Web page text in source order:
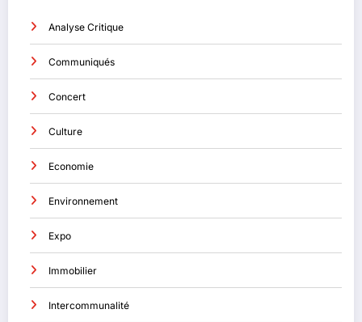
Analyse Critique
Communiqués
Concert
Culture
Economie
Environnement
Expo
Immobilier
Intercommunalité